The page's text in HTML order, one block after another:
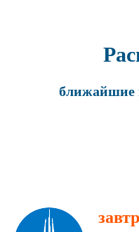
ближайшие